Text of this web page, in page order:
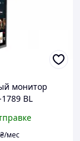
монитор
BL
₴/мес